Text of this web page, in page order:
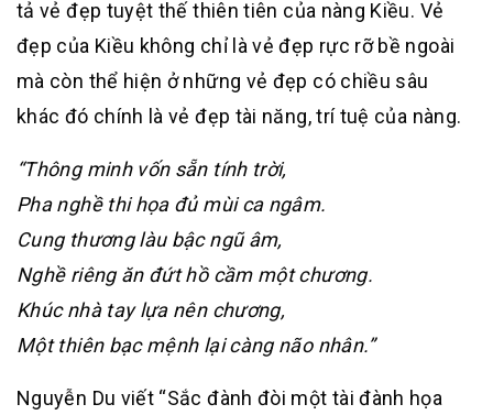
tả vẻ đẹp tuyệt thế thiên tiên của nàng Kiều. Vẻ
đẹp của Kiều không chỉ là vẻ đẹp rực rỡ bề ngoài
mà còn thể hiện ở những vẻ đẹp có chiều sâu
khác đó chính là vẻ đẹp tài năng, trí tuệ của nàng.
“Thông minh vốn sẵn tính trời,
Pha nghề thi họa đủ mùi ca ngâm.
Cung thương làu bậc ngũ âm,
Nghề riêng ăn đứt hồ cầm một chương.
Khúc nhà tay lựa nên chương,
Một thiên bạc mệnh lại càng não nhân.”
Nguyễn Du viết “Sắc đành đòi một tài đành họa